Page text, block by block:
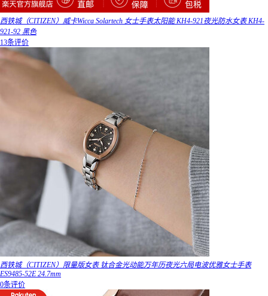
西铁城（CITIZEN）威卡Wicca Solartech 女士手表太阳能 KH4-921夜光防水女表 KH4-
921-92 黑色
13条评价
西铁城（CITIZEN）限量版女表 钛合金光动能万年历夜光六局电波优雅女士手表
ES9485-52E 24.7mm
0条评价